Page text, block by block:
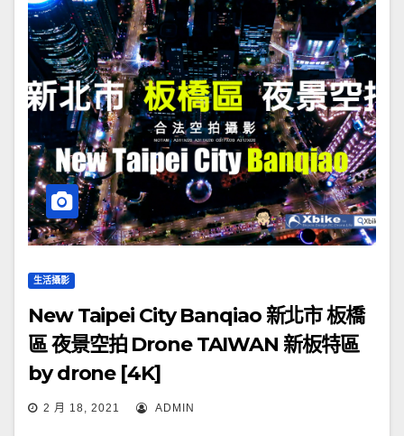
生活攝影
New Taipei City Banqiao 新北市 板橋
區 夜景空拍 Drone TAIWAN 新板特區
by drone [4K]
2 月 18, 2021 ADMIN